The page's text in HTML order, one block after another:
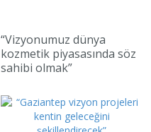
“Vizyonumuz dünya
kozmetik piyasasında söz
sahibi olmak”